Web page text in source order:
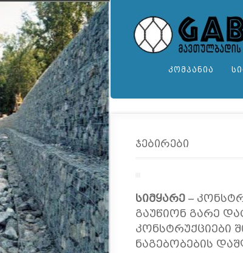
ᲙᲝᲛᲞᲐᲜᲘᲐ
ჯებირები
სიმყარე –
გაუწიონ გარე
კონსტრუქციები
ნაგებობების